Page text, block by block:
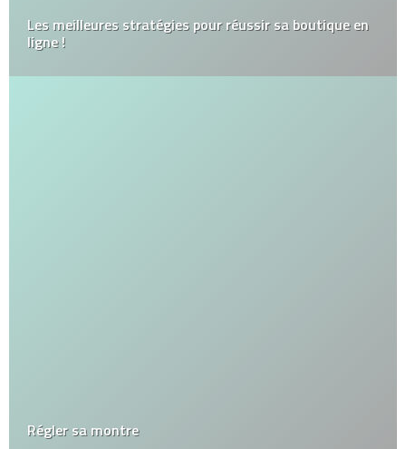
Les meilleures stratégies pour réussir sa boutique en
ligne !
Régler sa montre